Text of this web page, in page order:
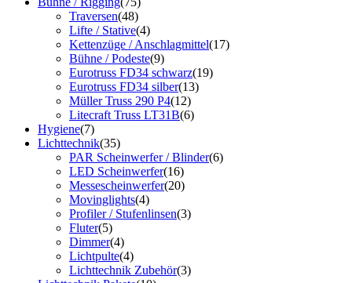
Traversen(48)
Lifte / Stative(4)
Kettenzüge / Anschlagmittel(17)
Bühne / Podeste(9)
Eurotruss FD34 schwarz(19)
Eurotruss FD34 silber(13)
Müller Truss 290 P4(12)
Litecraft Truss LT31B(6)
Hygiene(7)
Lichttechnik(35)
PAR Scheinwerfer / Blinder(6)
LED Scheinwerfer(16)
Messescheinwerfer(20)
Movinglights(4)
Profiler / Stufenlinsen(3)
Fluter(5)
Dimmer(4)
Lichtpulte(4)
Lichttechnik Zubehör(3)